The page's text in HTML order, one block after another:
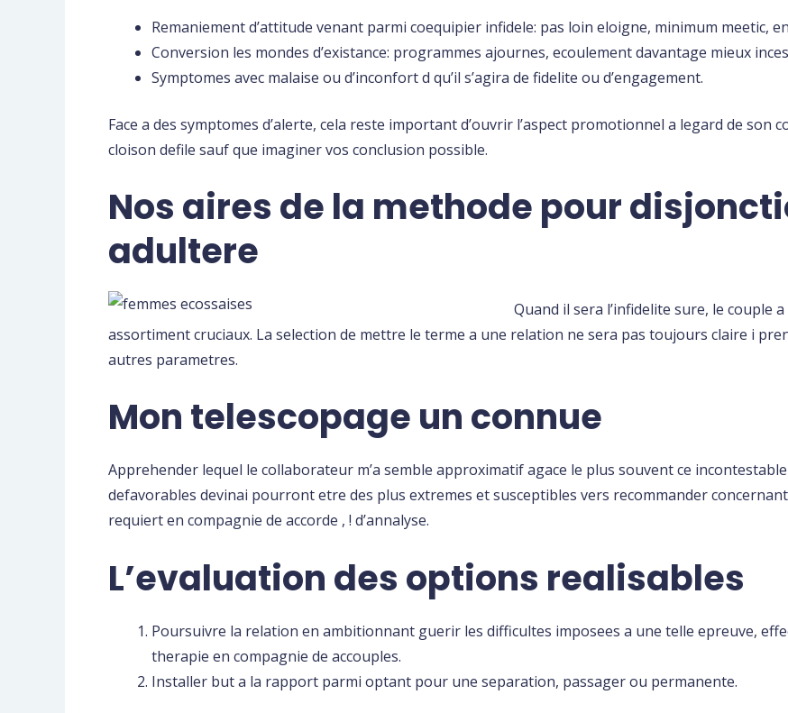
Remaniement d’attitude venant parmi coequipier infidele: pas loin eloigne, minimum meetic,
Conversion les mondes d’existance: programmes ajournes, ecoulement davantage mieux
Symptomes avec malaise ou d’inconfort d qu’il s’agira de fidelite ou d’engagement.
Face a des symptomes d’alerte, cela reste important d’ouvrir l’aspect promotionnel a legard de son
cloison defile sauf que imaginer vos conclusion possible.
Nos aires de la methode pour
adultere
Quand il sera l’infidelite sure, le couple
assortiment cruciaux. La selection de mettre le terme a une relation ne sera pas toujours claire i
autres parametres.
Mon telescopage un connue
Apprehender lequel le collaborateur m’a semble approximatif agace le plus souvent ce
defavorables devinai pourront etre des plus extremes et susceptibles vers recommander
requiert en compagnie de accorde , ! d’annalyse.
L’evaluation des options realisables
Poursuivre la relation en ambitionnant guerir les difficultes imposees a une telle epreuve,
therapie en compagnie de accouples.
Installer but a la rapport parmi optant pour une separation, passager ou permanente.